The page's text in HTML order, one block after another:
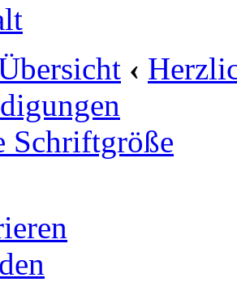
‹
Schriftgröße